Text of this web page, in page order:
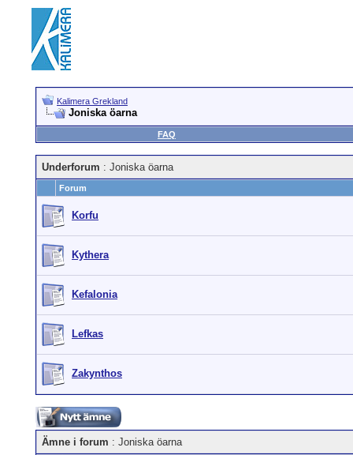
Kalimera Grekland
Joniska öarna
FAQ
Underforum : Joniska öarna
Forum
Korfu
Kythera
Kefalonia
Lefkas
Zakynthos
Ämne i forum : Joniska öarna